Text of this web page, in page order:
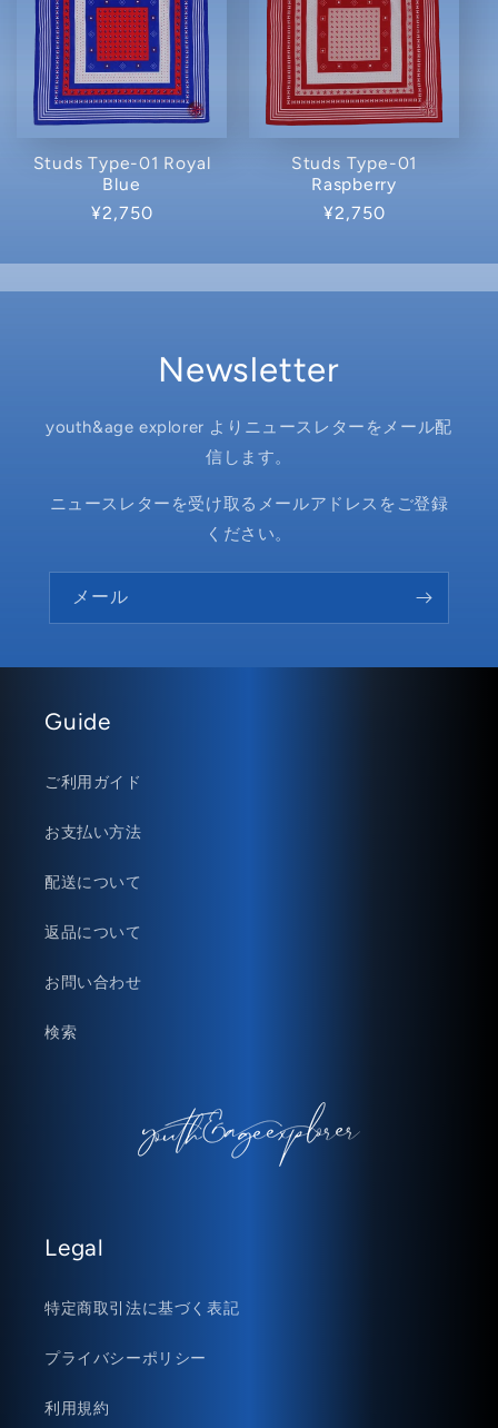
Studs Type-01 Royal
Blue
通
価
格
¥2,750
Studs Type-01
Raspberry
通
価
格
¥2,750
Newsletter
youth&age explorer よりニュースレターをメール配
信します。
ニュースレターを受け取るメールアドレスをご登録
ください。
メール
Guide
ご利用ガイド
お支払い方法
配送について
返品について
お問い合わせ
検索
Legal
特定商取引法に基づく表記
プライバシーポリシー
利用規約